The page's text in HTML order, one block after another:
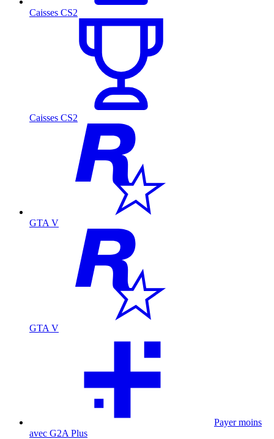
Caisses CS2
Caisses CS2
GTA V
GTA V
Payer moins
avec G2A Plus